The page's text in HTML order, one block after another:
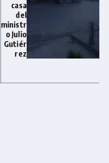
casa
del
ministr
o Julio
Gutiér
rez